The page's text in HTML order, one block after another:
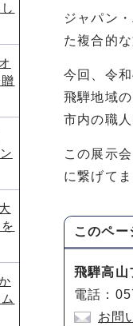
ジャパン
た複合的
今回、令
飛騨地域
市内の職
この展示
に繋げてま
このペー
飛騨高
電話：
お問